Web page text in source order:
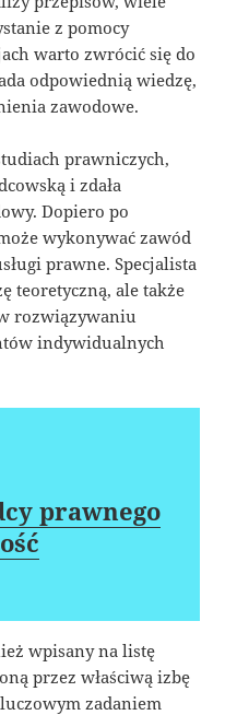
z pomocy
warto zwrócić się do
odpowiednią wiedzę,
zawodowe.
prawniczych,
i zdała
Dopiero po
wykonywać zawód
prawne. Specjalista
teoretyczną, ale także
rozwiązywaniu
indywidualnych
prawnego
wpisany na listę
przez właściwą izbę
zadaniem